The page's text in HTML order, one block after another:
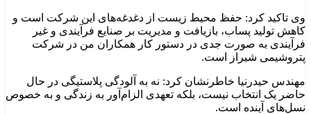
وی تاکید کرد: حفظ محیط زیست از دغدغه‌های این شرکت است و
کاهش تولید پساب، بازیافت و مدیریت بر صنایع فرآیندی و غیر
فرآیندی به صورت جدی در دستور کار همکاران من در شرکت
پتروشیمی شیراز است.
مهندس حیدرنیا خاطرنشان کرد: نه به آلودگی پلاستیگی در حال
حاضر یک انتخاب نیست، بلکه تعهدی الزام‌آور به زندگی و به خصوص
نسل‌های آینده است.